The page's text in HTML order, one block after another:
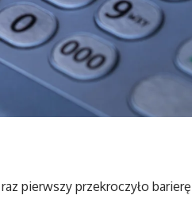
pierwszy przekroczyło barierę